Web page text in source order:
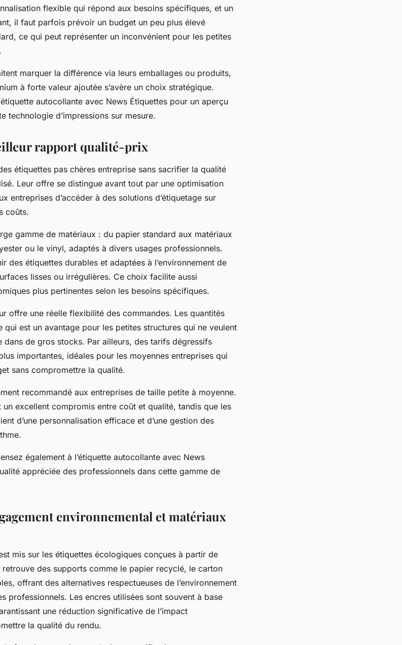
flexible qui répond aux besoins spécifiques, et un
il faut parfois prévoir un budget un peu plus élevé
ce qui peut représenter un inconvénient pour les petites
marquer la différence via leurs emballages ou produits,
à forte valeur ajoutée s’avère un choix stratégique.
autocollante avec News Étiquettes pour un aperçu
technologie d’impressions sur mesure.
rapport qualité-prix
étiquettes pas chères entreprise sans sacrifier la qualité
Leur offre se distingue avant tout par une optimisation
entreprises d’accéder à des solutions d’étiquetage sur
coûts.
gamme de matériaux : du papier standard aux matériaux
ou le vinyl, adaptés à divers usages professionnels.
des étiquettes durables et adaptées à l’environnement de
lisses ou irrégulières. Ce choix facilite aussi
plus pertinentes selon les besoins spécifiques.
offre une réelle flexibilité des commandes. Les quantités
qui est un avantage pour les petites structures qui ne veulent
dans de gros stocks. Par ailleurs, des tarifs dégressifs
importantes, idéales pour les moyennes entreprises qui
sans compromettre la qualité.
recommandé aux entreprises de taille petite à moyenne.
excellent compromis entre coût et qualité, tandis que les
d’une personnalisation efficace et d’une gestion des
également à l’étiquette autocollante avec News
appréciée des professionnels dans cette gamme de
environnemental et matériaux
mis sur les étiquettes écologiques conçues à partir de
des supports comme le papier recyclé, le carton
offrant des alternatives respectueuses de l’environnement
professionnels. Les encres utilisées sont souvent à base
une réduction significative de l’impact
la qualité du rendu.